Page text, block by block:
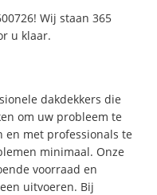
Wij staan 365
u klaar.
dakdekkers die
om uw probleem te
en met professionals te
minimaal. Onze
voorraad en
uitvoeren. Bij